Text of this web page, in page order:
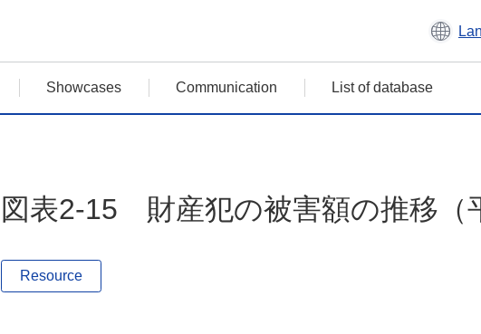
Showcases Communication List of database
図表2-15 財産犯の被害額の推移（
Resource